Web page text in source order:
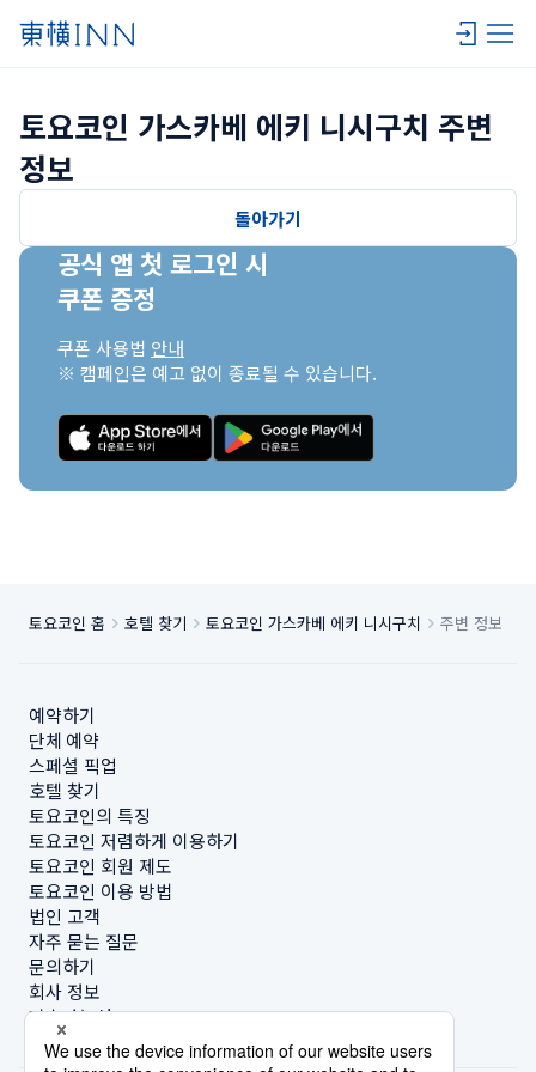
토요코인 가스카베 에키 니시구치 주변
정보
돌아가기
공식 앱 첫 로그인 시
쿠폰 증정
쿠폰 사용법 안내
※ 캠페인은 예고 없이 종료될 수 있습니다.
토요코인 홈 호텔 찾기 토요코인 가스카베 에키 니시구치 주변 정보
예약하기
단체 예약
스페셜 픽업
호텔 찾기
토요코인의 특징
토요코인 저렴하게 이용하기
토요코인 회원 제도
토요코인 이용 방법
법인 고객
자주 묻는 질문
문의하기
회사 정보
지속가능성